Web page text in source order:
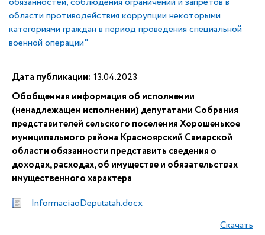
области противодействия коррупции некоторыми
категориями граждан в период проведения специальной
военной операции"
Дата публикации: 13.04.2023
Обобщенная информация об исполнении
(ненадлежащем исполнении) депутатами Собрания
представителей сельского поселения Хорошенькое
муниципального района Красноярский Самарской
области обязанности представить сведения о
доходах, расходах, об имуществе и обязательствах
имущественного характера
InformaciaoDeputatah.docx
Скачать